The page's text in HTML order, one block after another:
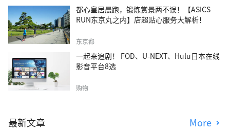
都心皇居晨跑，锻炼赏景两不误！【ASICS
RUN东京丸之内】店超贴心服务大解析！
东京都
一起来追剧！ FOD、U-NEXT、Hulu日本在线
影音平台8选
购物
最新文章 More